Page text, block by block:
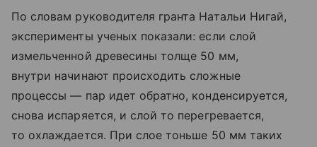
По словам руководителя гранта Натальи Нигай,
эксперименты ученых показали: если слой
измельченной древесины толще 50 мм,
внутри начинают происходить сложные
процессы — пар идет обратно, конденсируется,
снова испаряется, и слой то перегревается,
то охлаждается. При слое тоньше 50 мм таких